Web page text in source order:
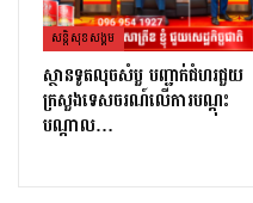
សន្តិសុខសង្គម
ស្ថានទូតលុចសំបួ បញ្ជាក់ជំហរជួយ
ក្រសួងទេសចរណ៍លើការបណ្តុះ
បណ្តាល…